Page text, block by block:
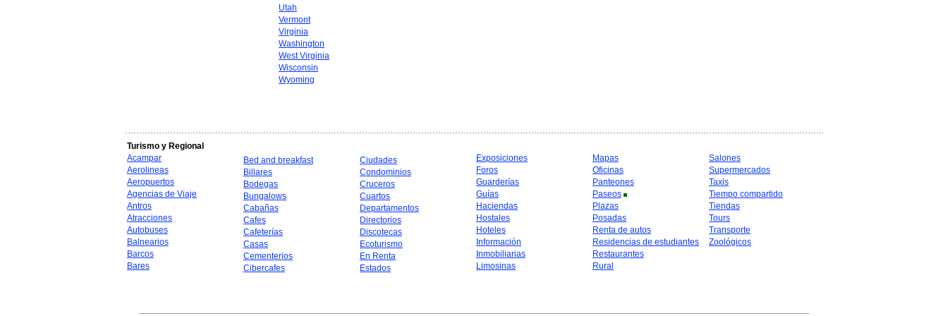
Utah
Vermont
Virginia
Washington
West Virginia
Wisconsin
Wyoming
Turismo y Regional
Acampar
Aerolineas
Aeropuertos
Agencias de Viaje
Antros
Atracciones
Autobuses
Balnearios
Barcos
Bares
Bed and breakfast
Billares
Bodegas
Bungalows
Cabañas
Cafes
Cafeterías
Casas
Cementerios
Cibercafes
Ciudades
Condominios
Cruceros
Cuartos
Departamentos
Directorios
Discotecas
Ecoturismo
En Renta
Estados
Exposiciones
Foros
Guarderías
Guías
Haciendas
Hostales
Hoteles
Información
Inmobiliarias
Limosinas
Mapas
Oficinas
Panteones
Paseos
Plazas
Posadas
Renta de autos
Residencias de estudiantes
Restaurantes
Rural
Salones
Supermercados
Taxis
Tiempo compartido
Tiendas
Tours
Transporte
Zoológicos